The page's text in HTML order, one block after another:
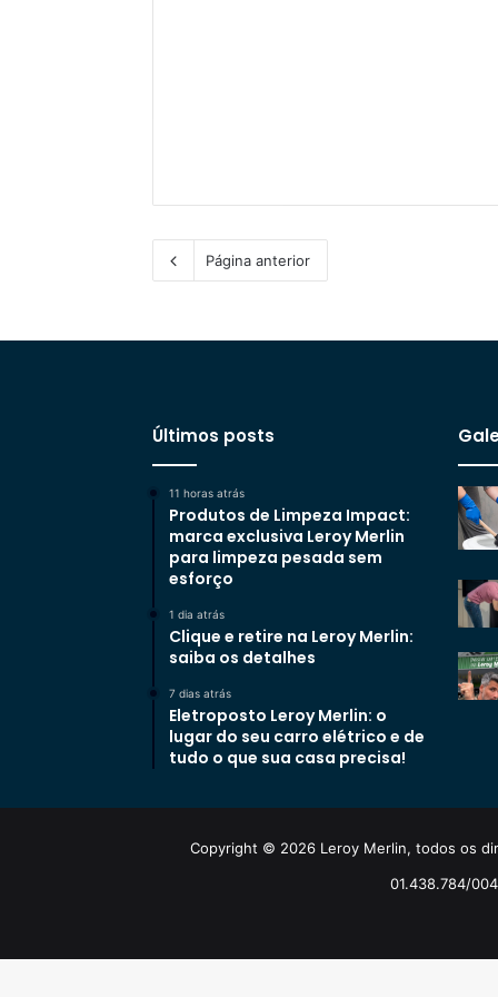
Página anterior
Últimos posts
11 horas atrás
Produtos de Limpeza Impact:
marca exclusiva Leroy Merlin
para limpeza pesada sem
esforço
1 dia atrás
Clique e retire na Leroy Merlin:
saiba os detalhes
7 dias atrás
Eletroposto Leroy Merlin: o
lugar do seu carro elétrico e de
tudo o que sua casa precisa!
Copyright © 2026 Leroy Merlin, todos os
01.438.784/